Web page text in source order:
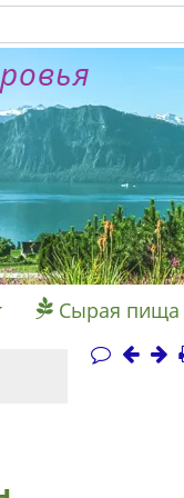
Сырая пища